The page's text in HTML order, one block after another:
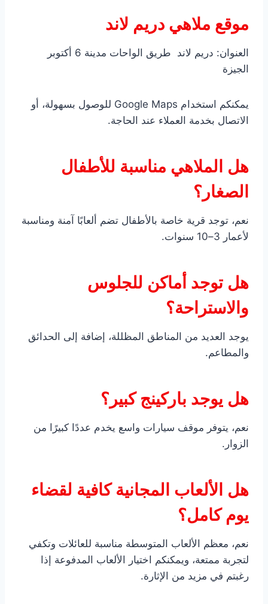
موقع ملاهي دريم لاند
العنوان: دريم لاند طريق الواحات مدينة 6 أكتوبر
الجيزة
يمكنكم استخدام Google Maps للوصول بسهولة، أو
الاتصال بخدمة العملاء عند الحاجة.
هل الملاهي مناسبة للأطفال
الصغار؟
نعم، توجد قرية خاصة بالأطفال تضم ألعابًا آمنة ومناسبة
لأعمار 3–10 سنوات.
هل توجد أماكن للجلوس
والاستراحة؟
يوجد العديد من المناطق المظللة، إضافة إلى الحدائق
والمطاعم.
هل يوجد باركينج كبير؟
نعم، يتوفر موقف سيارات واسع يخدم عددًا كبيرًا من
الزوار.
هل الألعاب المجانية كافية لقضاء
يوم كامل؟
نعم، معظم الألعاب المتوسطة مناسبة للعائلات وتكفي
لتجربة ممتعة، ويمكنكم اختيار الألعاب المدفوعة إذا
رغبتم في مزيد من الإثارة.